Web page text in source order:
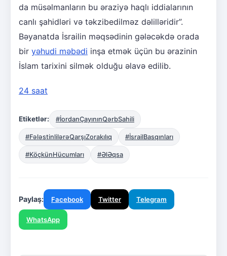
da müsəlmanların bu əraziyə haqlı iddialarının
canlı şahidləri və təkzibedilməz dəlilləridir”.
Bəyanatda İsrailin məqsədinin gələcəkdə orada
bir yəhudi məbədi inşa etmək üçün bu ərazinin
İslam tarixini silmək olduğu əlavə edilib.
24 saat
Etiketlər: #İordanÇayınınQərbSahili
#FələstinlilərəQarşıZorakılıq #İsrailBasqınları
#KöçkünHücumları #ƏlƏqsa
Paylaş: Facebook Twitter Telegram
WhatsApp